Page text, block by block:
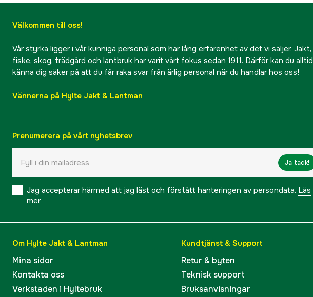
Välkommen till oss!
Vår styrka ligger i vår kunniga personal som har lång erfarenhet av det vi säljer. Jakt,
fiske, skog, trädgård och lantbruk har varit vårt fokus sedan 1911. Därför kan du alltid
känna dig säker på att du får raka svar från ärlig personal när du handlar hos oss!
Vännerna på Hylte Jakt & Lantman
Prenumerera på vårt nyhetsbrev
Ja tack!
Jag accepterar härmed att jag läst och förstått hanteringen av persondata. Läs
mer
Om Hylte Jakt & Lantman
Mina sidor
Kontakta oss
Verkstaden i Hyltebruk
Kundtjänst & Support
Retur & byten
Teknisk support
Bruksanvisningar